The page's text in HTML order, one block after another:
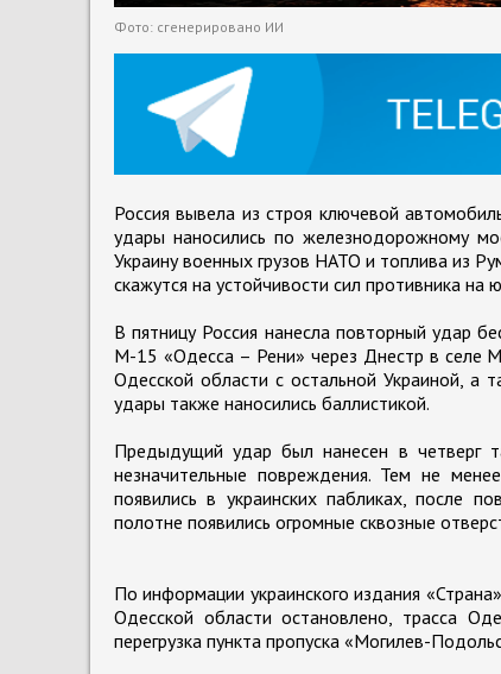
Фото: сгенерировано ИИ
Россия вывела из строя ключевой
удары наносились по железнодорожному
Украину военных грузов НАТО и топлива из
скажутся на устойчивости сил противника на
В пятницу Россия нанесла повторный удар
М-15 «Одесса – Рени» через Днестр в селе
Одесской области с остальной Украиной, а
удары также наносились баллистикой.
Предыдущий удар был нанесен в четверг
незначительные повреждения. Тем не
появились в украинских пабликах, после
полотне появились огромные сквозные
По информации украинского издания
Одесской области остановлено, трасса
перегрузка пункта пропуска «Могилев-